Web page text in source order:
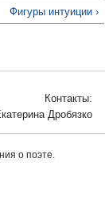
Фигуры интуиции ›
Контакты:
Дробязко
о поэте.